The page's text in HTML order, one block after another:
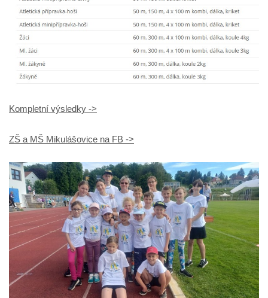
Kompletní výsledky ->
ZŠ a MŠ Mikulášovice na FB ->